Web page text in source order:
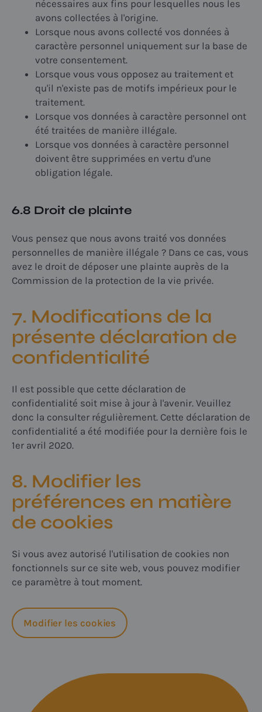
nécessaires aux fins pour lesquelles nous les
avons collectées à l'origine.
Lorsque nous avons collecté vos données à
caractère personnel uniquement sur la base de
votre consentement.
Lorsque vous vous opposez au traitement et
qu'il n'existe pas de motifs impérieux pour le
traitement.
Lorsque vos données à caractère personnel ont
été traitées de manière illégale.
Lorsque vos données à caractère personnel
doivent être supprimées en vertu d'une
obligation légale.
6.8 Droit de plainte
Vous pensez que nous avons traité vos données
personnelles de manière illégale ? Dans ce cas, vous
avez le droit de déposer une plainte auprès de la
Commission de la protection de la vie privée.
7. Modifications de la
présente déclaration de
confidentialité
Il est possible que cette déclaration de
confidentialité soit mise à jour à l'avenir. Veuillez
donc la consulter régulièrement. Cette déclaration de
confidentialité a été modifiée pour la dernière fois le
1er avril 2020.
8. Modifier les
préférences en matière
de cookies
Si vous avez autorisé l'utilisation de cookies non
fonctionnels sur ce site web, vous pouvez modifier
ce paramètre à tout moment.
Modifier les cookies